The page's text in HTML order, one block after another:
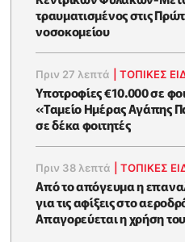
τραυματισμένος στις
νοσοκομείου
Πριν 27 λεπτά |ΤΟΠΙΚΕΣ
Υποτροφίες €10.000 σε
«Ταμείο Ημέρας Αγάπης
σε δέκα φοιτητές
Πριν 38 λεπτά |ΤΟΠΙΚΕΣ
Από το απόγευμα η
για τις αφίξεις στο
Απαγορεύεται η χρήση